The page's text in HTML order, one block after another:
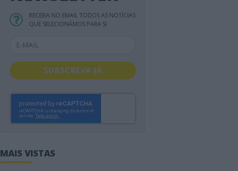
RECEBA NO EMAIL TODOS AS NOTÍCIAS
QUE SELECIONÁMOS PARA SI
SUBSCREVA JÁ
MAIS VISTAS